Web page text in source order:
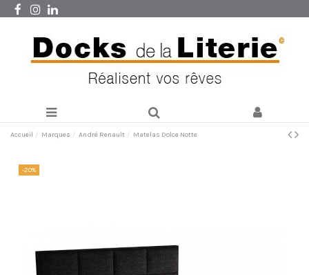
Accueil Marques André Renault Matelas Dolce Notte
-20%